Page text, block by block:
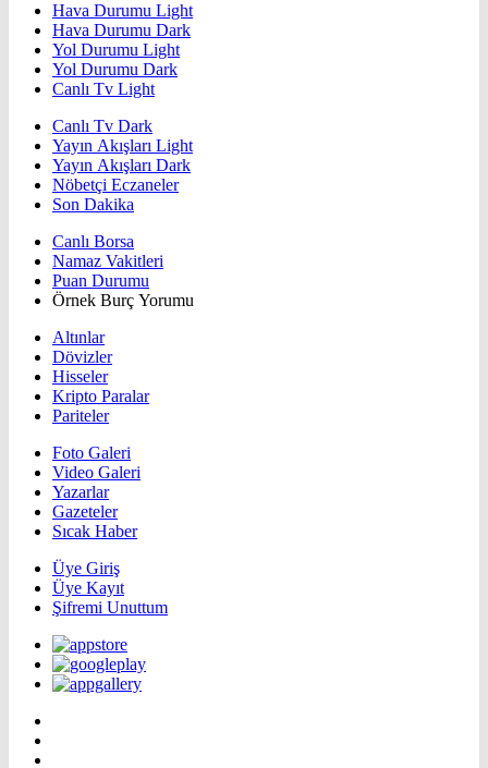
Hava Durumu Light
Hava Durumu Dark
Yol Durumu Light
Yol Durumu Dark
Canlı Tv Light
Canlı Tv Dark
Yayın Akışları Light
Yayın Akışları Dark
Nöbetçi Eczaneler
Son Dakika
Canlı Borsa
Namaz Vakitleri
Puan Durumu
Örnek Burç Yorumu
Altınlar
Dövizler
Hisseler
Kripto Paralar
Pariteler
Foto Galeri
Video Galeri
Yazarlar
Gazeteler
Sıcak Haber
Üye Giriş
Üye Kayıt
Şifremi Unuttum